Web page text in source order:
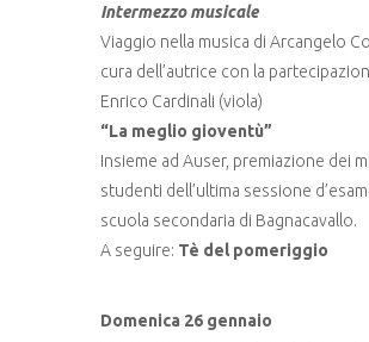
Intermezzo musicale
Viaggio nella musica di Arcangelo
cura dell’autrice con la
Enrico Cardinali (viola)
“La meglio gioventù”
Insieme ad Auser, premiazione dei
studenti dell’ultima sessione
scuola secondaria di Bagnacavallo.
A seguire: Tè del pomeriggio
Domenica 26 gennaio